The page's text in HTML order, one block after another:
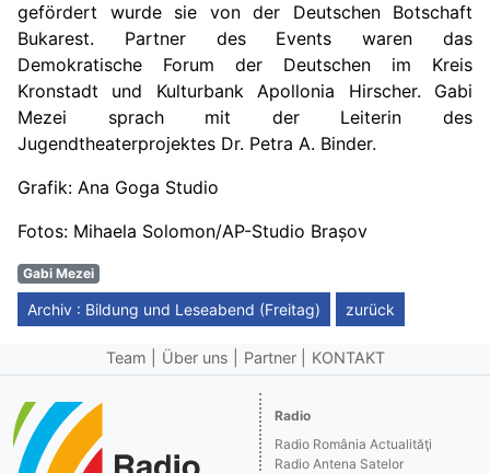
gefördert wurde sie von der Deutschen Botschaft
Bukarest. Partner des Events waren das
Demokratische Forum der Deutschen im Kreis
Kronstadt und Kulturbank Apollonia Hirscher. Gabi
Mezei sprach mit der Leiterin des
Jugendtheaterprojektes Dr. Petra A. Binder.
Grafik: Ana Goga Studio
Fotos: Mihaela Solomon/AP-Studio Brașov
Gabi Mezei
Archiv : Bildung und Leseabend (Freitag) zurück
Team Über uns Partner KONTAKT
Radio
Radio România Actualităţi
Radio Antena Satelor